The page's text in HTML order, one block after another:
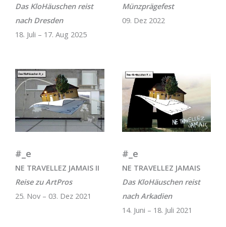
Das KloHäuschen reist
nach Dresden
18. Juli – 17. Aug 2025
Münzprägefest
09. Dez 2022
#_e
NE TRAVELLEZ JAMAIS II
Reise zu ArtPros
25. Nov – 03. Dez 2021
#_e
NE TRAVELLEZ JAMAIS
Das KloHäuschen reist
nach Arkadien
14. Juni – 18. Juli 2021